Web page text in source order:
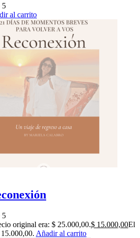
5
al carrito
5
original era: $ 25.000,00.$ 15.000,00El
Añadir al carrito